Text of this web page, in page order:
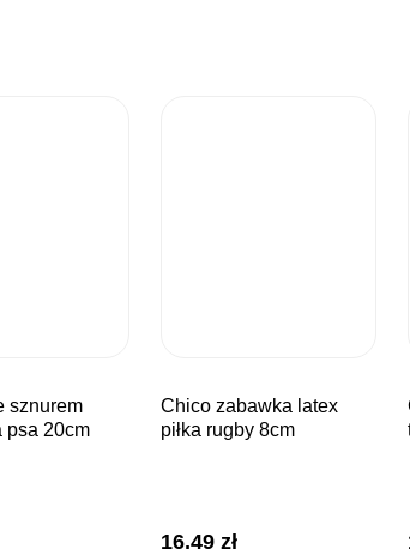
psa 20cm
chico zabawka latex
piłka rugby 8cm
16,49zł